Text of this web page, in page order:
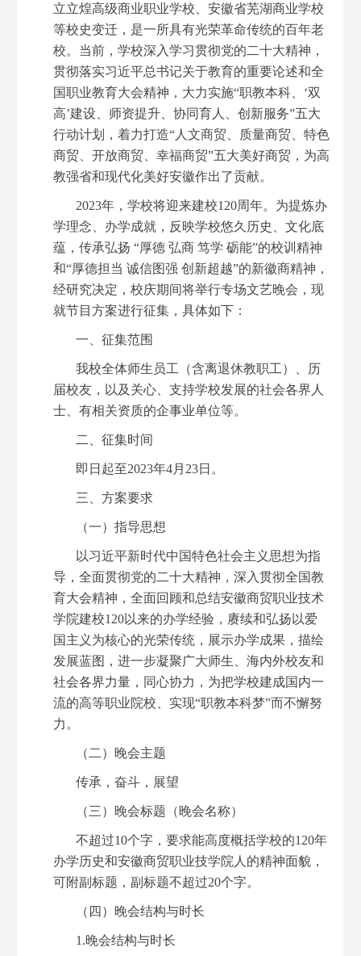
立立煌高级商业职业学校、安徽省芜湖商业学校
等校史变迁，是一所具有光荣革命传统的百年老
校。当前，学校深入学习贯彻党的二十大精神，
贯彻落实习近平总书记关于教育的重要论述和全
国职业教育大会精神，大力实施“职教本科、‘双
高’建设、师资提升、协同育人、创新服务”五大
行动计划，着力打造“人文商贸、质量商贸、特色
商贸、开放商贸、幸福商贸”五大美好商贸，为高
教强省和现代化美好安徽作出了贡献。
2023年，学校将迎来建校120周年。为提炼办
学理念、办学成就，反映学校悠久历史、文化底
蕴，传承弘扬 “厚德 弘商 笃学 砺能”的校训精神
和“厚德担当 诚信图强 创新超越”的新徽商精神，
经研究决定，校庆期间将举行专场文艺晚会，现
就节目方案进行征集，具体如下：
一、征集范围
我校全体师生员工（含离退休教职工）、历
届校友，以及关心、支持学校发展的社会各界人
士、有相关资质的企事业单位等。
二、征集时间
即日起至2023年4月23日。
三、方案要求
（一）指导思想
以习近平新时代中国特色社会主义思想为指
导，全面贯彻党的二十大精神，深入贯彻全国教
育大会精神，全面回顾和总结安徽商贸职业技术
学院建校120以来的办学经验，赓续和弘扬以爱
国主义为核心的光荣传统，展示办学成果，描绘
发展蓝图，进一步凝聚广大师生、海内外校友和
社会各界力量，同心协力，为把学校建成国内一
流的高等职业院校、实现“职教本科梦”而不懈努
力。
（二）晚会主题
传承，奋斗，展望
（三）晚会标题（晚会名称）
不超过10个字，要求能高度概括学校的120年
办学历史和安徽商贸职业技学院人的精神面貌，
可附副标题，副标题不超过20个字。
（四）晚会结构与时长
1.晚会结构与时长